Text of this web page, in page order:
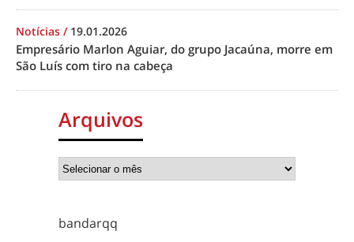
Notícias / 19.01.2026
Empresário Marlon Aguiar, do grupo Jacaúna, morre em
São Luís com tiro na cabeça
Arquivos
bandarqq